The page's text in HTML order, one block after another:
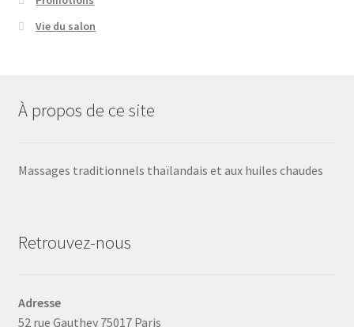
Vie du salon
À propos de ce site
Massages traditionnels thaïlandais et aux huiles chaudes
Retrouvez-nous
Adresse
52 rue Gauthey 75017 Paris